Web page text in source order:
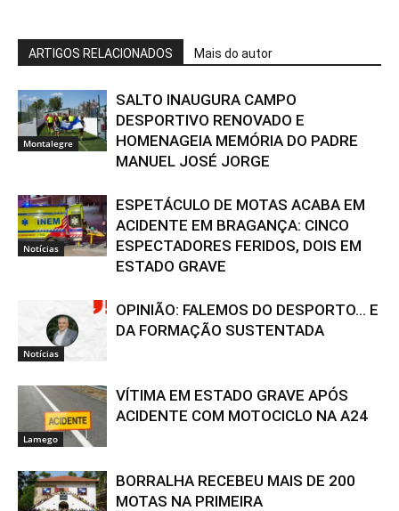
ARTIGOS RELACIONADOS Mais do autor
Montalegre
SALTO INAUGURA CAMPO
DESPORTIVO RENOVADO E
HOMENAGEIA MEMÓRIA DO PADRE
MANUEL JOSÉ JORGE
Notícias
ESPETÁCULO DE MOTAS ACABA EM
ACIDENTE EM BRAGANÇA: CINCO
ESPECTADORES FERIDOS, DOIS EM
ESTADO GRAVE
Notícias
OPINIÃO: FALEMOS DO DESPORTO… E
DA FORMAÇÃO SUSTENTADA
Lamego
VÍTIMA EM ESTADO GRAVE APÓS
ACIDENTE COM MOTOCICLO NA A24
BORRALHA RECEBEU MAIS DE 200
MOTAS NA PRIMEIRA